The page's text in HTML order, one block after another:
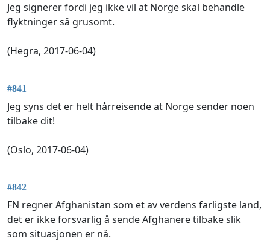
Jeg signerer fordi jeg ikke vil at Norge skal behandle
flyktninger så grusomt.
(Hegra, 2017-06-04)
#841
Jeg syns det er helt hårreisende at Norge sender noen
tilbake dit!
(Oslo, 2017-06-04)
#842
FN regner Afghanistan som et av verdens farligste land,
det er ikke forsvarlig å sende Afghanere tilbake slik
som situasjonen er nå.